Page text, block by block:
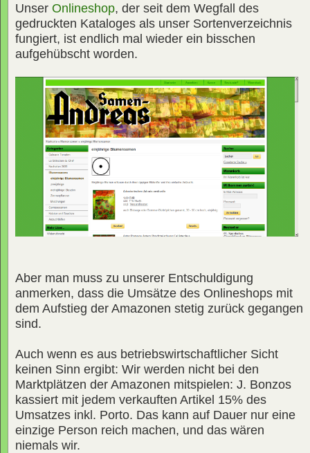
Unser Onlineshop, der seit dem Wegfall des
gedruckten Kataloges als unser Sortenverzeichnis
fungiert, ist endlich mal wieder ein bisschen
aufgehübscht worden.
Aber man muss zu unserer Entschuldigung
anmerken, dass die Umsätze des Onlineshops mit
dem Aufstieg der Amazonen stetig zurück gegangen
sind.
Auch wenn es aus betriebswirtschaftlicher Sicht
keinen Sinn ergibt: Wir werden nicht bei den
Marktplätzen der Amazonen mitspielen: J. Bonzos
kassiert mit jedem verkauften Artikel 15% des
Umsatzes inkl. Porto. Das kann auf Dauer nur eine
einzige Person reich machen, und das wären
niemals wir.